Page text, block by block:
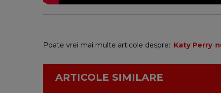
Poate vrei mai multe articole despre: Katy Perry
ARTICOLE SIMILARE